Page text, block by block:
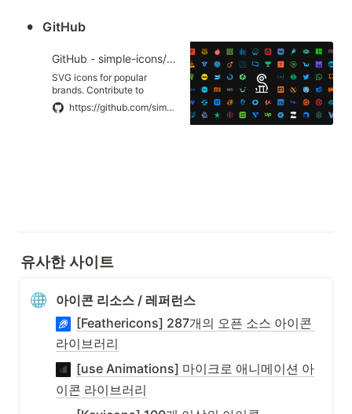
• GitHub
GitHub - simple-icons/simple-icons: SVG icons for popular brands
SVG icons for popular
brands. Contribute to
simple-icons/simple-icons
development by creating an
https://github.com/simple-icons/simple-icons
유사한 사이트
아이콘 리소스 / 레퍼런스
[Feathericons] 287개의 오픈 소스 아이콘
라이브러리
[use Animations] 마이크로 애니메이션 아
이콘 라이브러리